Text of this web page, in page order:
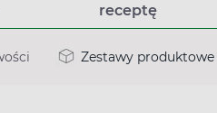
receptę
Zestawy produktowe